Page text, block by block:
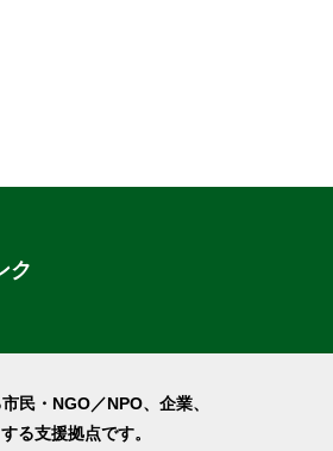
ク
民・NGO／NPO、企業、
る支援拠点です。